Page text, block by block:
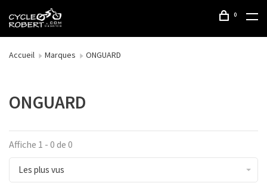
0
Accueil Marques ONGUARD
ONGUARD
Affiche 1 - 0 de 0
Les plus vus